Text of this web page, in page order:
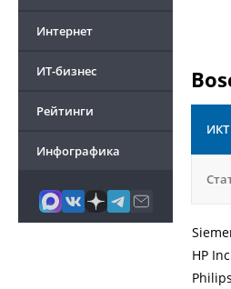
Интернет
ИТ-бизнес
Рейтинги
Инфографика
ИКТ
HP
Philips